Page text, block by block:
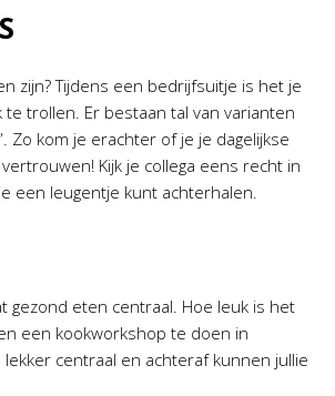
zijn? Tijdens een bedrijfsuitje is het je
te trollen. Er bestaan tal van varianten
Zo kom je erachter of je je dagelijkse
vertrouwen! Kijk je collega eens recht in
een leugentje kunt achterhalen.
gezond eten centraal. Hoe leuk is het
een kookworkshop te doen in
centraal en achteraf kunnen jullie